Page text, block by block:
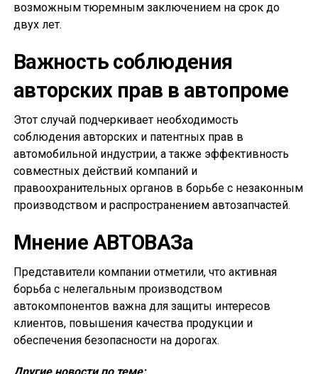
возможным тюремным заключением на срок до
двух лет.
Важность соблюдения
авторских прав в автопроме
Этот случай подчеркивает необходимость
соблюдения авторских и патентных прав в
автомобильной индустрии, а также эффективность
совместных действий компаний и
правоохранительных органов в борьбе с незаконным
производством и распространением автозапчастей.
Мнение АВТОВАЗа
Представители компании отметили, что активная
борьба с нелегальным производством
автокомпонентов важна для защиты интересов
клиентов, повышения качества продукции и
обеспечения безопасности на дорогах.